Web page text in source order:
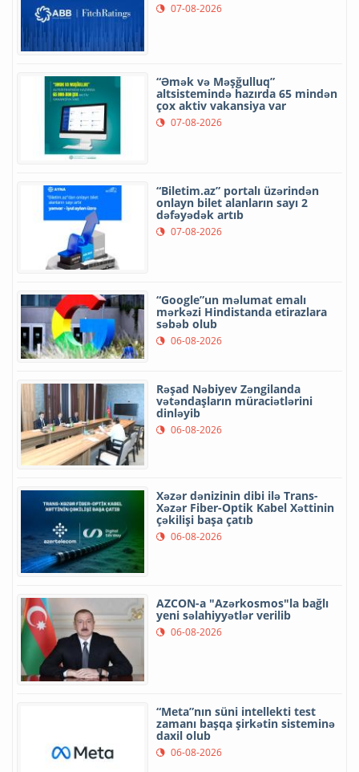
07-08-2026
“Əmək və Məşğulluq”
altsistemində hazırda 65 mindən
çox aktiv vakansiya var
07-08-2026
“Biletim.az” portalı üzərindən
onlayn bilet alanların sayı 2
dəfəyədək artıb
07-08-2026
“Google”un məlumat emalı
mərkəzi Hindistanda etirazlara
səbəb olub
06-08-2026
Rəşad Nəbiyev Zəngilanda
vətəndaşların müraciətlərini
dinləyib
06-08-2026
Xəzər dənizinin dibi ilə Trans-
Xəzər Fiber-Optik Kabel Xəttinin
çəkilişi başa çatıb
06-08-2026
AZCON-a "Azərkosmos"la bağlı
yeni səlahiyyətlər verilib
06-08-2026
“Meta”nın süni intellekti test
zamanı başqa şirkətin sisteminə
daxil olub
06-08-2026